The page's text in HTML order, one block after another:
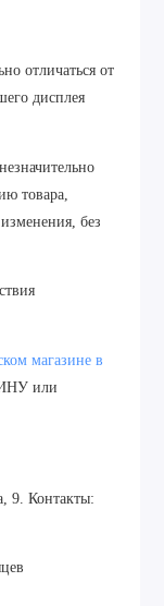
отличаться от
дисплея
товара,
без
магазине в
или
9. Контакты: